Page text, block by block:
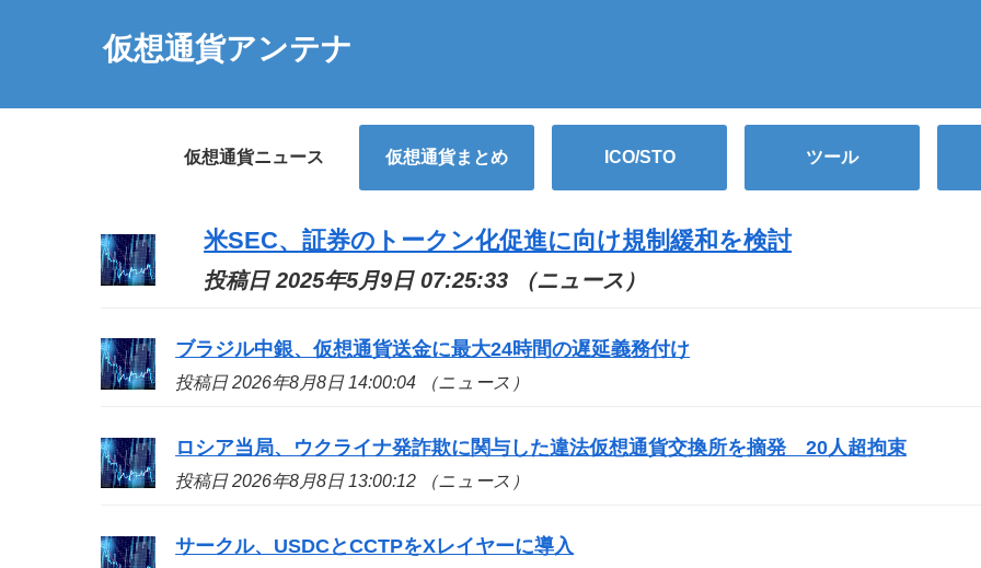
仮想通貨アンテナ
仮想通貨ニュース 仮想通貨まとめ ICO/STO ツール
米SEC、証券のトークン化促進に向け規制緩和を検討
投稿日 2025年5月9日 07:25:33 （ニュース）
ブラジル中銀、仮想通貨送金に最大24時間の遅延義務付け
投稿日 2026年8月8日 14:00:04 （ニュース）
ロシア当局、ウクライナ発詐欺に関与した違法仮想通貨交換所を摘発 20人超拘束
投稿日 2026年8月8日 13:00:12 （ニュース）
サークル、USDCとCCTPをXレイヤーに導入